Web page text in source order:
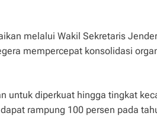
melalui Wakil Sekretaris
mempercepat konsolidasi
untuk diperkuat hingga tingkat
rampung 100 persen pada